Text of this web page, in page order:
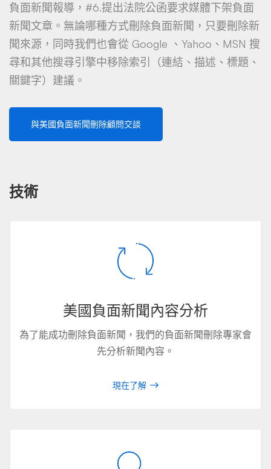
負面新聞報導，#6.提出法院公函要求媒體下架負面
新聞文章。無論哪種方式刪除負面新聞，只要刪除新
聞來源，同時我們也會從 Google 、Yahoo、MSN 搜
尋和其他搜尋引擎中移除索引（連結、描述、標題、
關鍵字）建議。
與美國負面新聞刪除顧問交談
技術
美國負面新聞內容分析
為了能成功刪除負面新聞，我們的負面新聞刪除專家會
先分析新聞內容。
現在了解